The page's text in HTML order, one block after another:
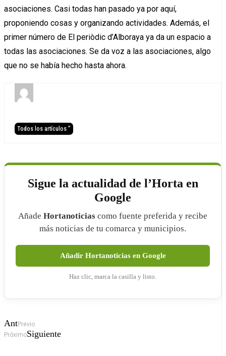
asociaciones. Casi todas han pasado ya por aquí,
proponiendo cosas y organizando actividades. Además, el
primer número de El periòdic d’Alboraya ya da un espacio a
todas las asociaciones. Se da voz a las asociaciones, algo
que no se había hecho hasta ahora.
Todos los artículos ”
Sigue la actualidad de l’Horta en
Google
Añade Hortanoticias como fuente preferida y recibe
más noticias de tu comarca y municipios.
Añadir Hortanoticias en Google
Haz clic, marca la casilla y listo.
AntPrevio
PróximoSiguiente